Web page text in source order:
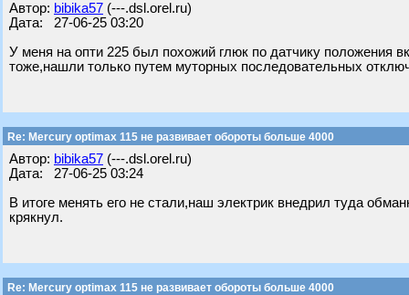
Автор: bibika57 (---.dsl.orel.ru)
Дата: 27-06-25 03:20
У меня на опти 225 был похожий глюк по датчику положения
тоже,нашли только путем муторных последовательных
Re: Mercury optimax 115 не развивает обороты больше 4000
Автор: bibika57 (---.dsl.orel.ru)
Дата: 27-06-25 03:24
В итоге менять его не стали,наш электрик внедрил туда
крякнул.
Re: Mercury optimax 115 не развивает обороты больше 4000